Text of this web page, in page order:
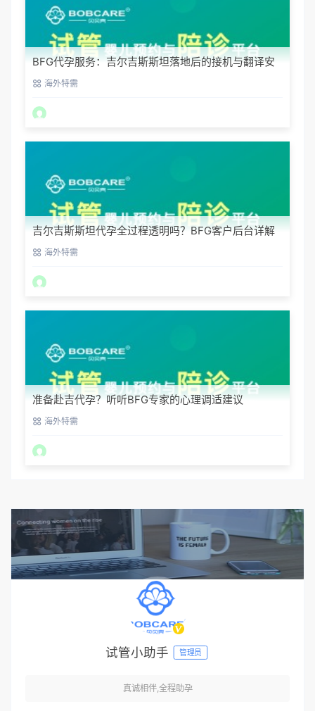
BFG代孕服务：吉尔吉斯斯坦落地后的接机与翻译安
排 海外特需
吉尔吉斯斯坦代孕全过程透明吗？BFG客户后台详解
海外特需
准备赴吉代孕？听听BFG专家的心理调适建议
海外特需
试管小助手 管理员
真诚相伴,全程助孕